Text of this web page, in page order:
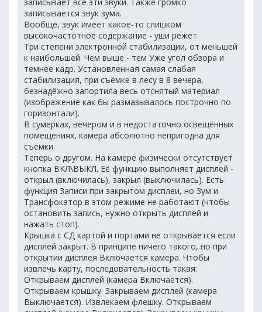
записывается звук зума.
Вообще, звук имеет какое-то слишком
высокочастотное содержание - уши режет.
Три степени электронной стабилизации, от меньшей
к наибольшей. Чем выше - тем Уже угол обзора и
темнее кадр. Установленная самая слабая
стабилизация, при съёмке в лесу в 8 вечера,
безнадёжно запортила весь отснятый материал
(изображение как бы размазывалось построчно по
горизонтали).
В сумерках, вечером и в недостаточно освещённых
помещениях, камера абсолютно непригодна для
съёмки.
Теперь о другом. На камере физически отсутствует
кнопка ВКЛ\ВЫКЛ. Её функцию выполняет дисплей -
открыл (включилась), закрыл (выключилась). Есть
функция Записи при закрытом дисплеи, но Зум и
Трансфокатор в этом режиме не работают (чтобы
остановить запись, нужно открыть дисплей и
нажать стоп).
Крышка с СД картой и портами не открывается если
дисплей закрыт. В принципе ничего такого, но при
открытии дисплея Включается камера. Чтобы
извлечь карту, последовательность такая:
Открываем дисплей (камера Включается).
Открываем крышку. Закрываем дисплей (камера
Выключается). Извлекаем флешку. Открываем